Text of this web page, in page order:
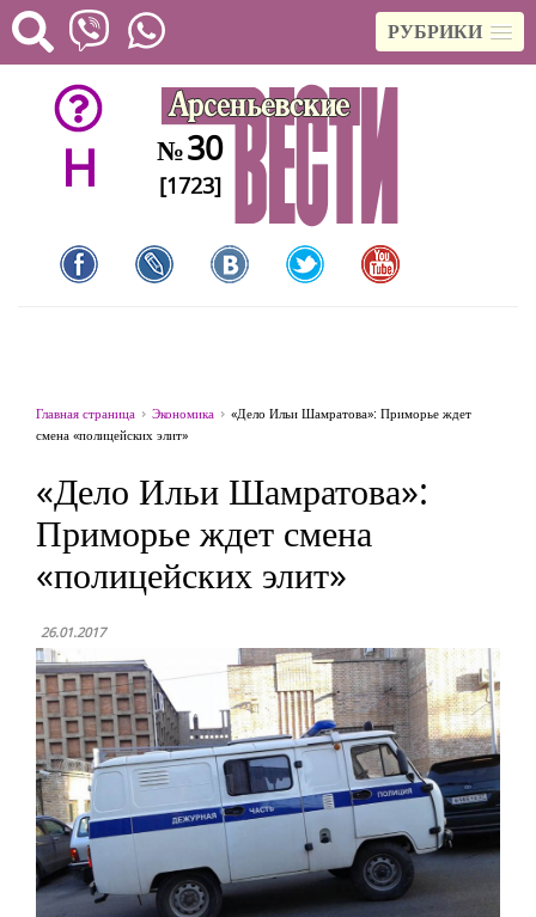
РУБРИКИ
H №30
[1723]
Главная страница Экономика
«Дело Ильи Шамратова»: Приморье ждет
смена «полицейских элит»
«Дело Ильи Шамратова»:
Приморье ждет смена
«полицейских элит»
26.01.2017